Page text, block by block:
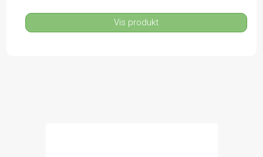
Vis produkt